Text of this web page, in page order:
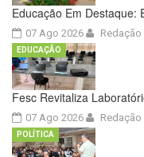
Educação Em
07 Ago 2026 Redação
Fesc Revitaliza
07 Ago 2026
EDUCAÇÃO
Redação
POLÍTICA